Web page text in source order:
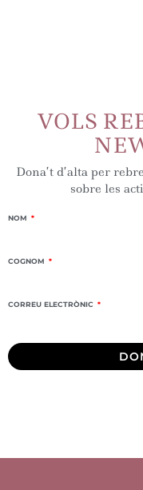
VOLS
Dona’t d’alta per
sobre les
NOM
COGNOM
CORREU ELECTRÒNIC